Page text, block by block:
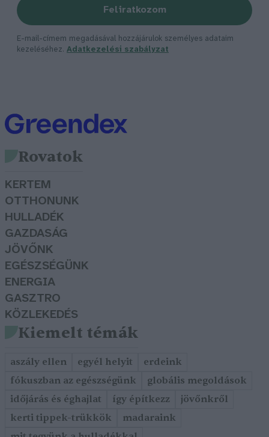
Feliratkozom
E-mail-címem megadásával hozzájárulok személyes adataim
kezeléséhez. Adatkezelési szabályzat
Rovatok
KERTEM
OTTHONUNK
HULLADÉK
GAZDASÁG
JÖVŐNK
EGÉSZSÉGÜNK
ENERGIA
GASZTRO
KÖZLEKEDÉS
Kiemelt témák
aszály ellen egyél helyit
erdeink
fókuszban az egészségünk
globális megoldások
időjárás és éghajlat
így építkezz
jövőnkről
kerti tippek-trükkök
madaraink